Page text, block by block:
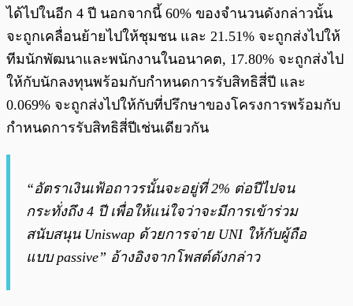
ได้ไปในอีก 4 ปี นอกจากนี้ 60% ของจำนวนดังกล่าวนั้น
จะถูกเคลื่อนย้ายไปให้ชุมชน และ 21.51% จะถูกส่งไปให้
ทีมนักพัฒนาและพนักงานในอนาคต, 17.80% จะถูกส่งไป
ให้กับนักลงทุนพร้อมกับกำหนดการรับสิทธิสี่ปี และ
0.069% จะถูกส่งไปให้กับที่ปรึกษาของโครงการพร้อมกับ
กำหนดการรับสิทธิสี่ปีเช่นเดียวกัน
“อัตราเงินเฟ้อถาวรนั้นจะอยู่ที่ 2% ต่อปีไปจน
กระทั่งถึง 4 ปี เพื่อให้แน่ใจว่าจะมีการเข้าร่วม
สนับสนุน Uniswap ด้วยการจ่าย UNI ให้กับผู้ถือ
แบบ passive” อ้างอิงจากโพสต์ดังกล่าว